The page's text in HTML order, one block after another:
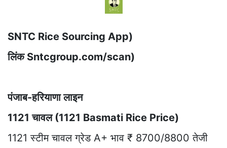
SNTC Rice Sourcing App)
लिंक Sntcgroup.com/scan)
पंजाब-हरियाणा लाइन
1121 चावल (1121 Basmati Rice Price)
1121 स्टीम चावल ग्रेड A+ भाव ₹ 8700/8800 तेजी